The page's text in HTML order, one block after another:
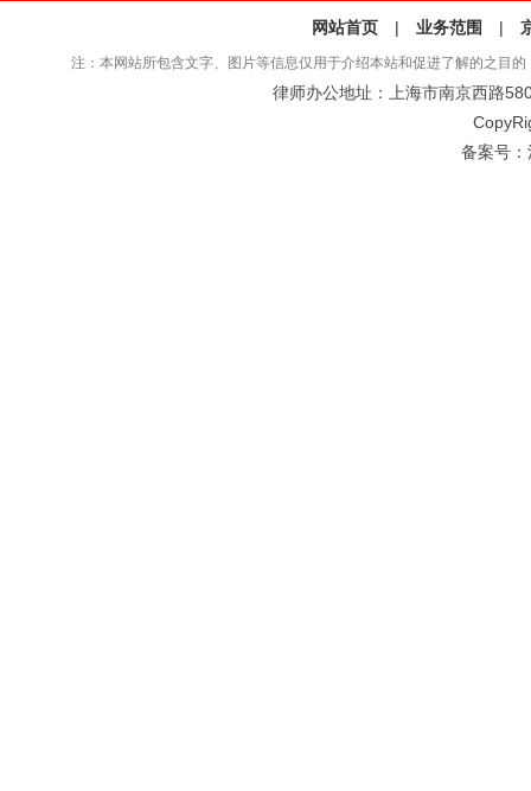
网站首页 | 业务范围 |
注：本网站所包含文字、图片等信息仅用于介绍本站和促进了解的之目
律师办公地址：上海市南京西路
备案号：